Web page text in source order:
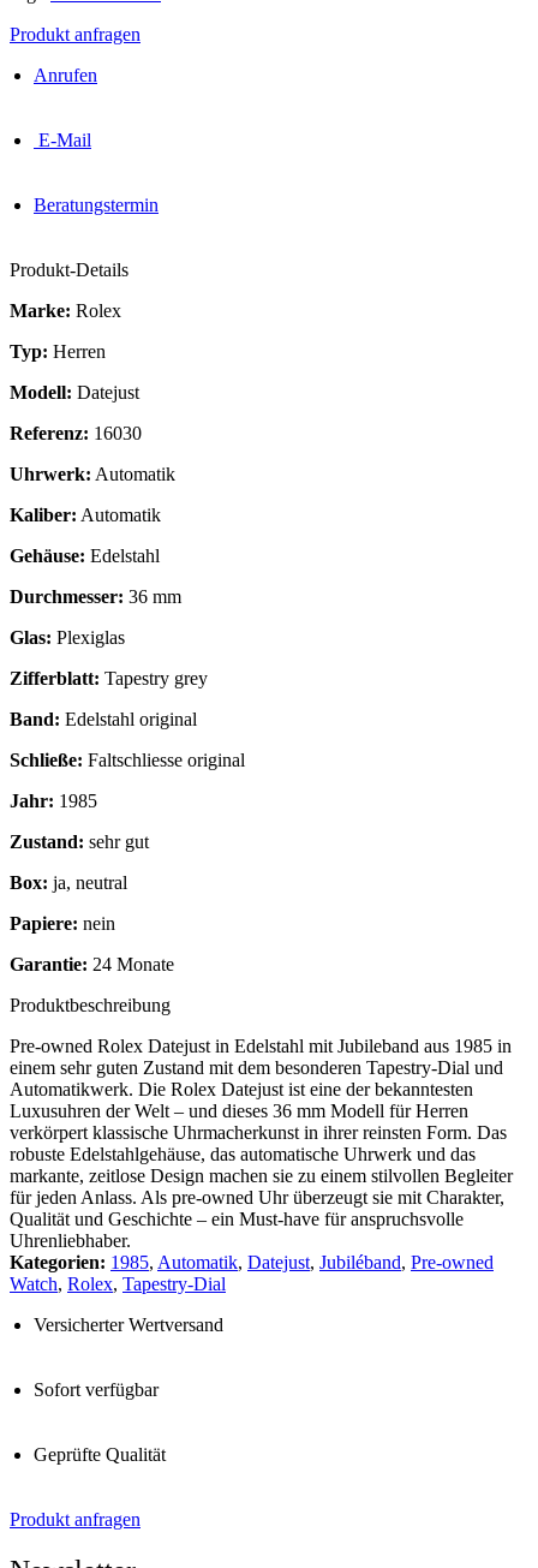
Produkt anfragen
Anrufen
E-Mail
Beratungstermin
Produkt-Details
Marke: Rolex
Typ: Herren
Modell: Datejust
Referenz: 16030
Uhrwerk: Automatik
Kaliber: Automatik
Gehäuse: Edelstahl
Durchmesser: 36 mm
Glas: Plexiglas
Zifferblatt: Tapestry grey
Band: Edelstahl original
Schließe: Faltschliesse original
Jahr: 1985
Zustand: sehr gut
Box: ja, neutral
Papiere: nein
Garantie: 24 Monate
Produktbeschreibung
Pre-owned Rolex Datejust in Edelstahl mit Jubileband aus 1985 in
einem sehr guten Zustand mit dem besonderen Tapestry-Dial und
Automatikwerk. Die Rolex Datejust ist eine der bekanntesten
Luxusuhren der Welt – und dieses 36 mm Modell für Herren
verkörpert klassische Uhrmacherkunst in ihrer reinsten Form. Das
robuste Edelstahlgehäuse, das automatische Uhrwerk und das
markante, zeitlose Design machen sie zu einem stilvollen Begleiter
für jeden Anlass. Als pre-owned Uhr überzeugt sie mit Charakter,
Qualität und Geschichte – ein Must-have für anspruchsvolle
Uhrenliebhaber.
Kategorien: 1985, Automatik, Datejust, Jubiléband, Pre-owned
Watch, Rolex, Tapestry-Dial
Versicherter Wertversand
Sofort verfügbar
Geprüfte Qualität
Produkt anfragen